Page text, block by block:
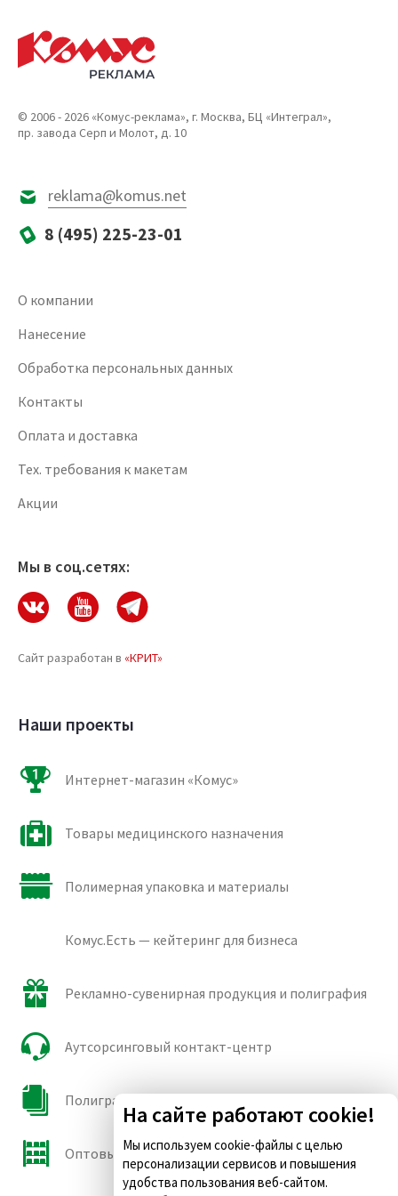
© 2006 - 2026 «Комус-реклама», г. Москва, БЦ «Интеграл»,
пр. завода Серп и Молот, д. 10
reklama@komus.net
8 (495) 225-23-01
О компании
Нанесение
Обработка персональных данных
Контакты
Оплата и доставка
Тех. требования к макетам
Акции
Мы в соц.сетях:
Сайт разработан в «КРИТ»
Наши проекты
Интернет-магазин «Комус»
Товары медицинского назначения
Полимерная упаковка и материалы
Комус.Есть — кейтеринг для бизнеса
Рекламно-сувенирная продукция и полиграфия
Аутсорсинговый контакт-центр
Полиграфические сорта бумаги и картона
Оптовые продажи
На сайте работают cookie!
Мы используем cookie-файлы с целью
персонализации сервисов и повышения
удобства пользования веб-сайтом.